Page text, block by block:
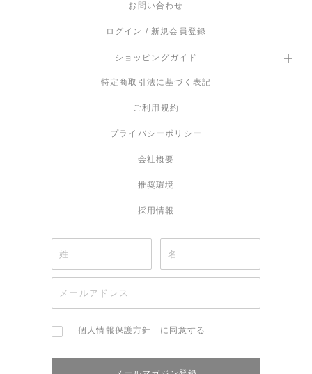
お問い合わせ
ログイン / 新規会員登録
ショッピングガイド
特定商取引法に基づく表記
ご利用規約
プライバシーポリシー
会社概要
推奨環境
採用情報
個人情報保護方針 に同意する